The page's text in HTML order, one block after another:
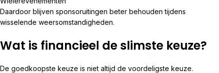
Daardoor blijven sponsoruitingen beter behouden tijdens
wisselende weersomstandigheden.
Wat is financieel de slimste keuze?
De goedkoopste keuze is niet altijd de voordeligste keuze.